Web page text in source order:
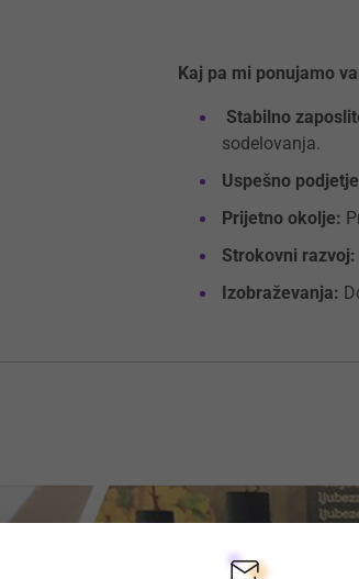
Kaj pa mi ponujamo
Stabilno
sodelovanja.
Uspešno
Prijetno okolje:
Strokovni razvoj:
Izobraževanja: